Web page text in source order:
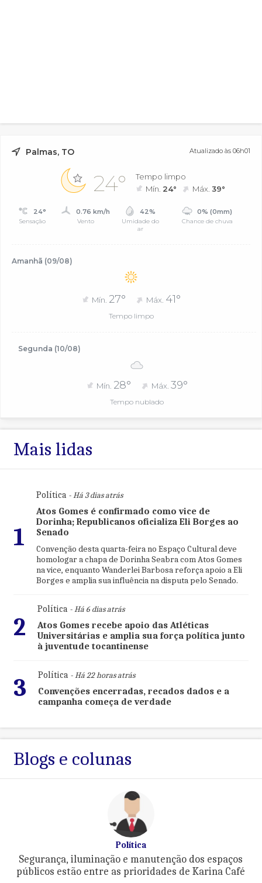
Palmas, TO Atualizado às 06h01
24°
Tempo limpo
Mín. 24° Máx.39°
24°
Sensação
0.76 km/h
Vento
42%
Umidade do
ar
0% (0mm)
Chance de chuva
Amanhã (09/08)
Mín. 27° Máx. 41°
Tempo limpo
Segunda (10/08)
Mín. 28° Máx. 39°
Tempo nublado
Mais lidas
1
Política- Há 3 dias atrás
Atos Gomes é confirmado como vice de
Dorinha; Republicanos oficializa Eli Borges ao
Senado
Convenção desta quarta-feira no Espaço Cultural deve
homologar a chapa de Dorinha Seabra com Atos Gomes
na vice, enquanto Wanderlei Barbosa reforça apoio a Eli
Borges e amplia sua influência na disputa pelo Senado.
2
Política- Há 6 dias atrás
Atos Gomes recebe apoio das Atléticas
Universitárias e amplia sua força política junto
à juventude tocantinense
3 Política- Há 22 horas atrás
Convenções encerradas, recados dados e a
campanha começa de verdade
Blogs e colunas
Política
Segurança, iluminação e manutenção dos espaços
públicos estão entre as prioridades de Karina Café